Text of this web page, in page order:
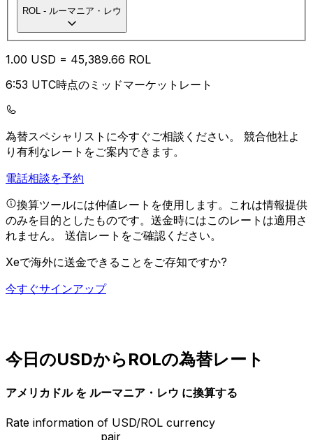
ROL - ルーマニア・レウ
1.00 USD = 45,389.66 ROL
6:53 UTC時点のミッドマーケットレート
為替スペシャリストに今すぐご相談ください。 競合他社よ
り有利なレートをご案内できます。
電話相談を予約
換算ツールには仲値レートを使用します。これは情報提供
のみを目的としたものです。送金時にはこのレートは適用さ
れません。 送信レートをご確認ください。
Xeで海外に送金できることをご存知ですか?
今すぐサインアップ
今日のUSDからROLの為替レート
アメリカドル を ルーマニア・レウ に換算する
Rate information of USD/ROL currency
pair